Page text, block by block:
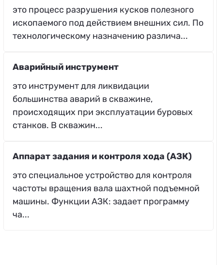
это процесс разрушения кусков полезного
ископаемого под действием внешних сил. По
технологическому назначению различа...
Аварийный инструмент
это инструмент для ликвидации
большинства аварий в скважине,
происходящих при эксплуатации буровых
станков. В скважин...
Аппарат задания и контроля хода (АЗК)
это специальное устройство для контроля
частоты вращения вала шахтной подъемной
машины. Функции АЗК: задает программу
ча...